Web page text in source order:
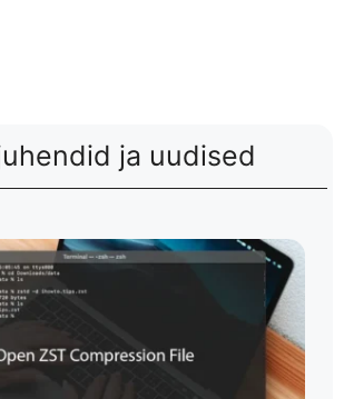
ja uudised